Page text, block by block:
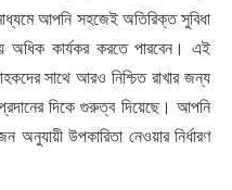
আপনি সহজেই অতিরিক্ত সুবিধা
কার্যকর করতে পারবেন। এই
সাথে আরও নিশ্চিত রাখার জন্য
দিকে গুরুত্ব দিয়েছে। আপনি
অনুযায়ী উপকারিতা নেওয়ার নির্ধারণ